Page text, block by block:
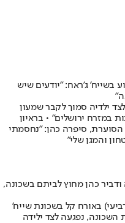
בשייח' ג'ראח: "יודעים שיש
ילדיה סמוך לקבר שמעון
במזרח ירושלים" • בראיון
סיפרה כהן: "נחסמתי
והמגן שלי"
ודביר כהן מחוץ לביתם בשכונה,
באורח קל בשכונת שייח'
15. כהן, תושבת השכונה, נפגעה לצד ילידה